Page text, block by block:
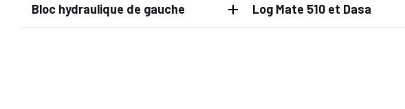
Bloc hydraulique de gauche Log Mate 510 et Dasa